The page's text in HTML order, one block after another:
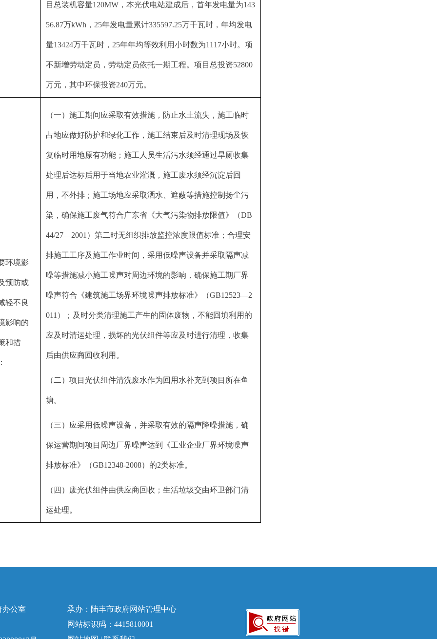
目总装机容量120MW，本光伏电站建成后，首年发电量为143
56.87万kWh，25年发电量累计335597.25万千瓦时，年均发电
量13424万千瓦时，25年年均等效利用小时数为1117小时。项
不新增劳动定员，劳动定员依托一期工程。项目总投资52800
万元，其中环保投资240万元。
环境影
预防或
轻不良
影响的
和措
（一）施工期间应采取有效措施，防止水土流失，施工临时
占地应做好防护和绿化工作，施工结束后及时清理现场及恢
复临时用地原有功能；施工人员生活污水须经通过旱厕收集
处理后达标后用于当地农业灌溉，施工废水须经沉淀后回
用，不外排；施工场地应采取洒水、遮蔽等措施控制扬尘污
染，确保施工废气符合广东省《大气污染物排放限值》（DB
44/27—2001）第二时无组织排放监控浓度限值标准；合理安
排施工工序及施工作业时间，采用低噪声设备并采取隔声减
噪等措施减小施工噪声对周边环境的影响，确保施工期厂界
噪声符合《建筑施工场界环境噪声排放标准》（GB12523—2
011）；及时分类清理施工产生的固体废物，不能回填利用的
应及时清运处理，损坏的光伏组件等应及时进行清理，收集
后由供应商回收利用。
（二）项目光伏组件清洗废水作为回用水补充到项目所在鱼
塘。
（三）应采用低噪声设备，并采取有效的隔声降噪措施，确
保运营期间项目周边厂界噪声达到《工业企业厂界环境噪声
排放标准》（GB12348-2008）的2类标准。
（四）废光伏组件由供应商回收；生活垃圾交由环卫部门清
运处理。
办公室
承办：陆丰市政府网站管理中心
网站标识码：4415810001